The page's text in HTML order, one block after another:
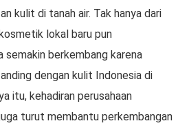
kulit di tanah air. Tak hanya dari
lokal baru pun
semakin berkembang karena
dengan kulit Indonesia di
itu, kehadiran perusahaan
turut membantu perkembangan